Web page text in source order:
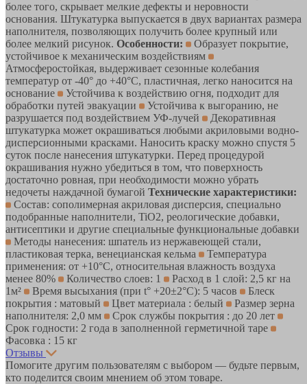
более того, скрывает мелкие дефекты и неровности
основания. Штукатурка выпускается в двух вариантах размера
наполнителя, позволяющих получить более крупный или
более мелкий рисунок. Особенности:
Образует покрытие,
устойчивое к механическим воздействиям
Атмосферостойкая, выдерживает сезонные колебания
температур от -40° до +40°С, пластичная, легко наносится на
основание
Устойчива к воздействию огня, подходит для
обработки путей эвакуации
Устойчива к выгоранию, не
разрушается под воздействием УФ-лучей
Декоративная
штукатурка может окрашиваться любыми акриловыми водно-
дисперсионными красками. Наносить краску можно спустя 5
суток после нанесения штукатурки. Перед процедурой
окрашивания нужно убедиться в том, что поверхность
достаточно ровная, при необходимости можно убрать
недочеты наждачной бумагой Технические характеристики:
Состав: сополимерная акриловая дисперсия, специально
подобранные наполнители, TiO2, реологические добавки,
антисептики и другие специальные функциональные добавки
Методы нанесения: шпатель из нержавеющей стали,
пластиковая терка, венецианская кельма
Температура
применения: от +10°С, относительная влажность воздуха
менее 80%
Количество слоев: 1
Расход в 1 слой: 2,5 кг на
1м²
Время высыхания (при t° +20±2°C): 5 часов
Блеск
покрытия : матовый
Цвет материала : белый
Размер зерна
наполнителя: 2,0 мм
Срок службы покрытия : до 20 лет
Срок годности: 2 года в заполненной герметичной таре
Фасовка : 15 кг
Отзывы
Помогите другим пользователям с выбором — будьте первым,
кто поделится своим мнением об этом товаре.